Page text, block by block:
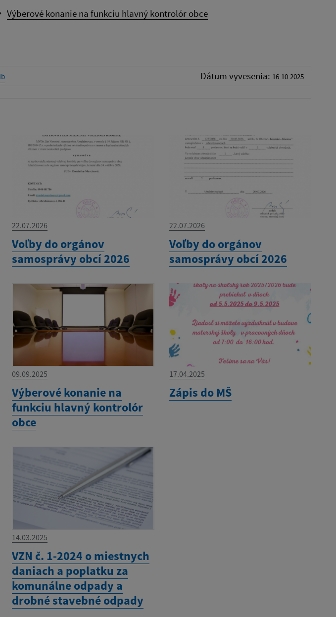
Výberové konanie na funkciu hlavný kontrolór obce
Dátum vyvesenia: 16.10.2025
22.07.2026
Voľby do orgánov
samosprávy obcí 2026
22.07.2026
Voľby do orgánov
samosprávy obcí 2026
09.09.2025
Výberové konanie na
funkciu hlavný kontrolór
obce
17.04.2025
Zápis do MŠ
14.03.2025
VZN č. 1-2024 o miestnych
daniach a poplatku za
komunálne odpady a
drobné stavebné odpady